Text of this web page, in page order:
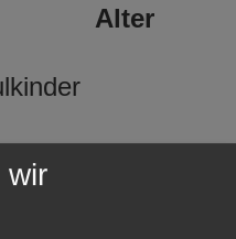
Alter
wir